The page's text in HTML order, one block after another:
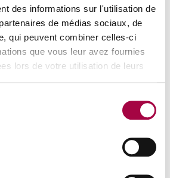
des informations sur l'utilisation de
de médias sociaux, de
qui peuvent combiner celles-ci
que vous leur avez fournies
lors de votre utilisation de leurs